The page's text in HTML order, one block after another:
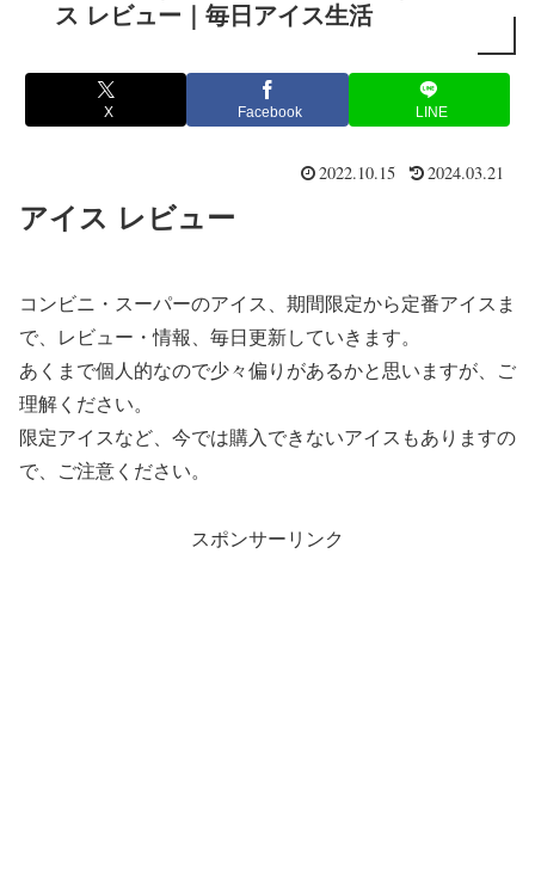
ス レビュー｜毎日アイス生活
X Facebook LINE
2022.10.15 2024.03.21
アイス レビュー
コンビニ・スーパーのアイス、期間限定から定番アイスま
で、レビュー・情報、毎日更新していきます。
あくまで個人的なので少々偏りがあるかと思いますが、ご
理解ください。
限定アイスなど、今では購入できないアイスもありますの
で、ご注意ください。
スポンサーリンク